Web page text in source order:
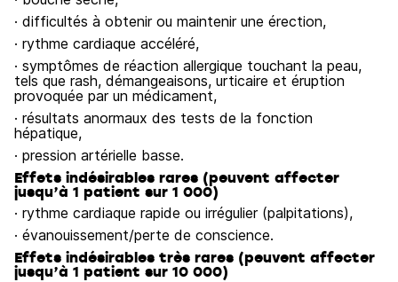
· difficultés à obtenir ou maintenir une érection,
· rythme cardiaque accéléré,
· symptômes de réaction allergique touchant la peau,
tels que rash, démangeaisons, urticaire et éruption
provoquée par un médicament,
· résultats anormaux des tests de la fonction
hépatique,
· pression artérielle basse.
Effets indésirables rares (peuvent affecter
jusqu’à 1 patient sur 1 000)
· rythme cardiaque rapide ou irrégulier (palpitations),
· évanouissement/perte de conscience.
Effets indésirables très rares (peuvent affecter
jusqu’à 1 patient sur 10 000)